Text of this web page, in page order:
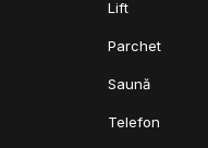
Lift
Parchet
Saună
Telefon